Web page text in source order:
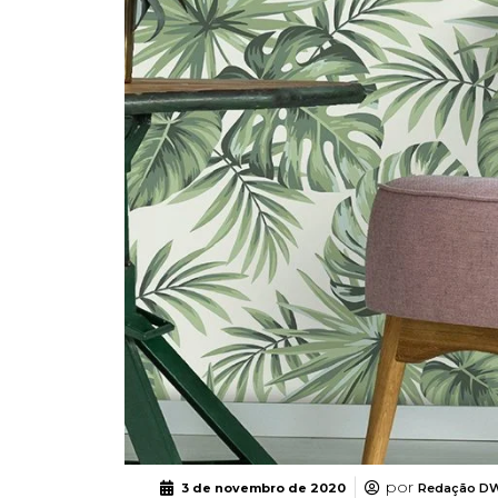
3 de novembro de 2020 porRedação